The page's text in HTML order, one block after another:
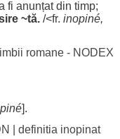
fi anunțatdin timp;
~tă./<fr. inopiné,
romane - NODEX
].
definitia inopinat